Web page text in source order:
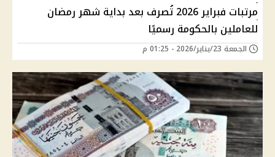
مرتبات فبراير 2026 تُصرف بعد بداية شهر رمضان
للعاملين بالحكومة رسميًا
الجمعة 23/يناير/2026 - 01:25 م